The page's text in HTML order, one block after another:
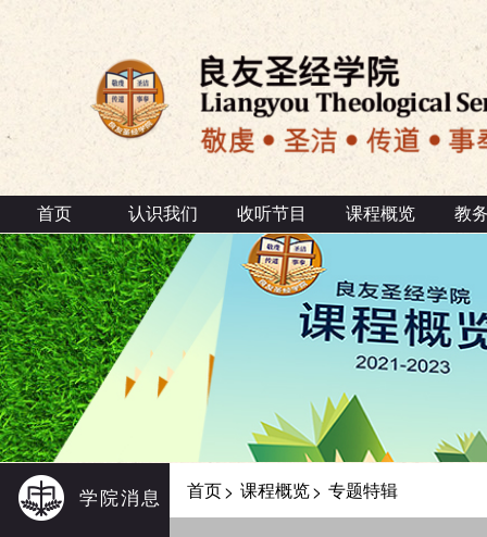
首页 认识我们 收听节目 课程概览 教
学院消息 首页> 课程概览> 专题特辑